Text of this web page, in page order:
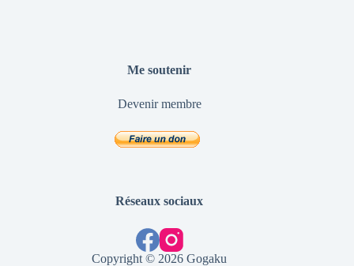
Me soutenir
Devenir membre
Réseaux sociaux
Copyright © 2026 Gogaku